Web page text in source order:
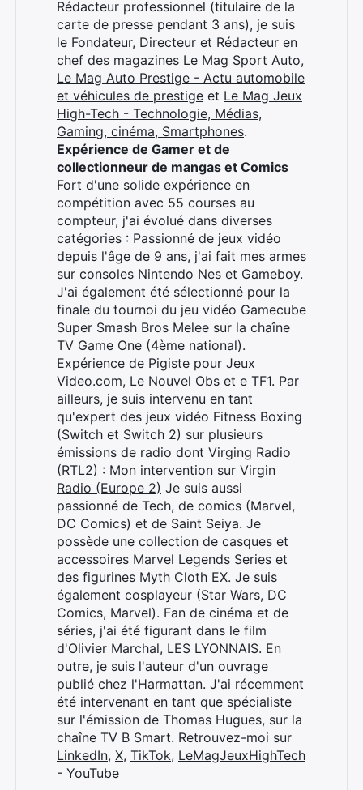
Rédacteur professionnel (titulaire de la
carte de presse pendant 3 ans), je suis
le Fondateur, Directeur et Rédacteur en
chef des magazines Le Mag Sport Auto,
Le Mag Auto Prestige - Actu automobile
et véhicules de prestige et Le Mag Jeux
High-Tech - Technologie, Médias,
Gaming, cinéma, Smartphones.
Expérience de Gamer et de
collectionneur de mangas et Comics
Fort d'une solide expérience en
compétition avec 55 courses au
compteur, j'ai évolué dans diverses
catégories : Passionné de jeux vidéo
depuis l'âge de 9 ans, j'ai fait mes armes
sur consoles Nintendo Nes et Gameboy.
J'ai également été sélectionné pour la
finale du tournoi du jeu vidéo Gamecube
Super Smash Bros Melee sur la chaîne
TV Game One (4ème national).
Expérience de Pigiste pour Jeux
Video.com, Le Nouvel Obs et e TF1. Par
ailleurs, je suis intervenu en tant
qu'expert des jeux vidéo Fitness Boxing
(Switch et Switch 2) sur plusieurs
émissions de radio dont Virging Radio
(RTL2) : Mon intervention sur Virgin
Radio (Europe 2) Je suis aussi
passionné de Tech, de comics (Marvel,
DC Comics) et de Saint Seiya. Je
possède une collection de casques et
accessoires Marvel Legends Series et
des figurines Myth Cloth EX. Je suis
également cosplayeur (Star Wars, DC
Comics, Marvel). Fan de cinéma et de
séries, j'ai été figurant dans le film
d'Olivier Marchal, LES LYONNAIS. En
outre, je suis l'auteur d'un ouvrage
publié chez l'Harmattan. J'ai récemment
été intervenant en tant que spécialiste
sur l'émission de Thomas Hugues, sur la
chaîne TV B Smart. Retrouvez-moi sur
LinkedIn, X, TikTok, LeMagJeuxHighTech
- YouTube